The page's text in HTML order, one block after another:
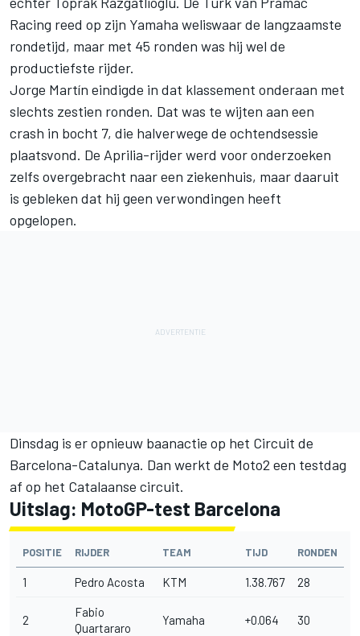
Racing reed op zijn Yamaha weliswaar de langzaamste
rondetijd, maar met 45 ronden was hij wel de
productiefste rijder.
Jorge Martín eindigde in dat klassement onderaan met
slechts zestien ronden. Dat was te wijten aan een
crash in bocht 7, die halverwege de ochtendsessie
plaatsvond. De Aprilia-rijder werd voor onderzoeken
zelfs overgebracht naar een ziekenhuis, maar daaruit
is gebleken dat hij geen verwondingen heeft
opgelopen.
Dinsdag is er opnieuw baanactie op het Circuit de
Barcelona-Catalunya. Dan werkt de Moto2 een testdag
af op het Catalaanse circuit.
Uitslag: MotoGP-test Barcelona
POSITIE RIJDER TEAM TIJD RONDEN
1 Pedro Acosta KTM 1.38.767 28
2
Fabio
Quartararo
Yamaha +0.064 30